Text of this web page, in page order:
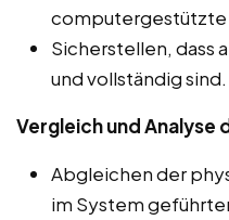
computergestützte
Sicherstellen, dass
und vollständig sind.
Vergleich und Analyse
Abgleichen der
im System